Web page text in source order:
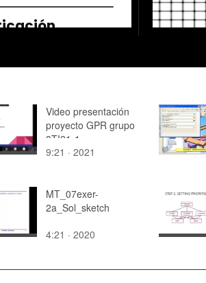
Video presentación
proyecto GPR grupo
3TI21-1
9:21 · 2021
MT_07exer-
2a_Sol_sketch
4:21 · 2020